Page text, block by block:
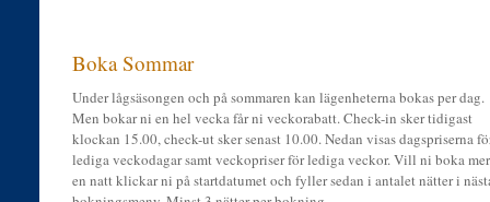
Boka Sommar
Under lågsäsongen och på sommaren kan lägenheterna bokas per dag.
Men bokar ni en hel vecka får ni veckorabatt. Check-in sker tidigast
klockan 15.00, check-ut sker senast 10.00. Nedan visas dagspriserna
lediga veckodagar samt veckopriser för lediga veckor. Vill ni boka
en natt klickar ni på startdatumet och fyller sedan i antalet nätter i